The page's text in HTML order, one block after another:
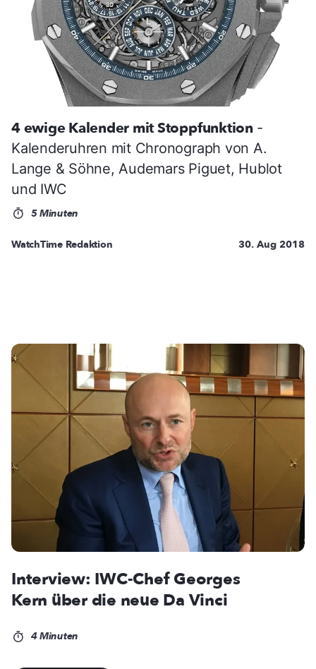
4 ewige Kalender mit Stoppfunktion -
Kalenderuhren mit Chronograph von A.
Lange & Söhne, Audemars Piguet, Hublot
und IWC
5 Minuten
WatchTime Redaktion 30. Aug 2018
Interview: IWC-Chef Georges
Kern über die neue Da Vinci
4 Minuten